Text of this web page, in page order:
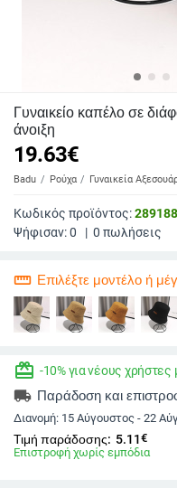
Γυναικείο καπέλο σε
άνοιξη
19.63€
Badu Ρούχα Γυναικεία
Κωδικός προϊόντος:289188
Ψήφισαν:0 | 0 πωλήσεις
straighten Επιλέξτε μοντέλο ή
redeem -10% για νέους
local_shipping Παράδοση και
Διανομή: 15 Αύγουστος - 22
Τιμή παράδοσης: 5.11€
Επιστροφή χωρίς εμπόδια